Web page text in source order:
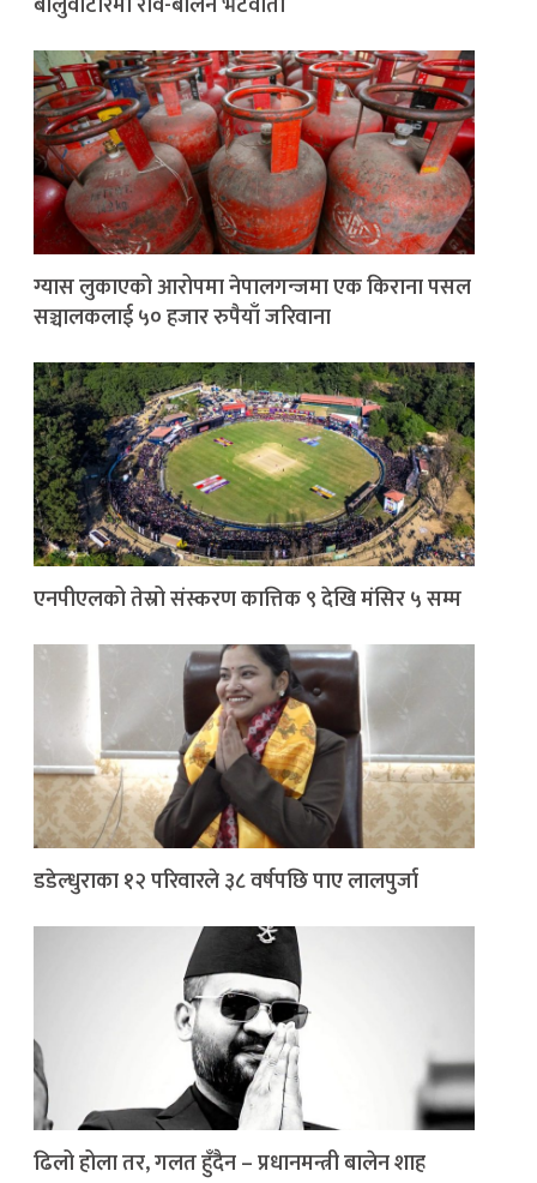
ग्यास लुकाएको आरोपमा नेपालगन्जमा एक किराना पसल
सञ्चालकलाई ५० हजार रुपैयाँ जरिवाना
एनपीएलको तेस्रो संस्करण कात्तिक ९ देखि मंसिर ५ सम्म
डडेल्धुराका १२ परिवारले ३८ वर्षपछि पाए लालपुर्जा
ढिलो होला तर, गलत हुँदैन – प्रधानमन्त्री बालेन शाह